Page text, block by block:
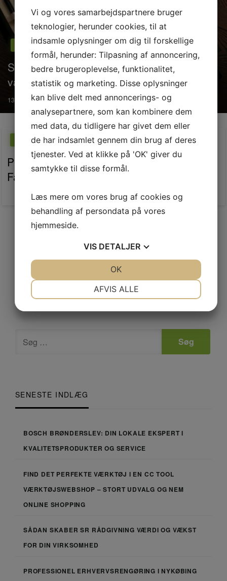
SENESTE INDLÆG
BOSCH BRØNDERSLEV: DIN LOKALE EKSPERT I
KVALITETSPRODUKTER OG SERVICE
FIND DET PERFEKTE VÆRKTØJ I EN CC TOOL
VÆRKTØJSWEBSHOP – STORT UDVALG OG NEM
ONLINE SHOPPING
SÅDAN SKABER SR RÅDGIVNING VÆRDI OG VÆKST
FOR DIN VIRKSOMHED
PROFESSIONEL ERHVERVSRENGØRING I NYKØBING
Erhverv
Sådan skaber SR rådgivning værdi og
vækst for din virksomhed
Posted
on
13. april 2026
Erhverv
Professionel erhvervsrengøring i Nykøbing
Falster sikrer et rent og sundt arbejdsmiljø
Posted
22. februar 2026
Vi og vores samarbejdspartnere bruger
teknologier, herunder cookies, til at
indsamle oplysninger om dig til forskellige
formål, herunder: Tilpasning af annoncering,
bedre brugeroplevelse, funktionalitet,
statistik og marketing. Disse oplysninger
kan blive delt med annoncerings- og
analysepartnere, som kan kombinere dem
med data, du tidligere har givet dem eller
de har indsamlet gennem din brug af deres
tjenester. Ved at klikke på 'OK' giver du
samtykke til disse formål.
Læs mere om vores brug af cookies og
behandling af persondata på vores
hjemmeside.
VIS DETALJER
AFVIS ALLE
OK